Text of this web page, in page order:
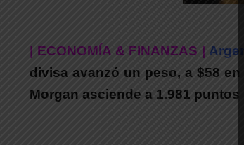
| ECONOMÍA & FINANZAS |
divisa avanzó un peso, a $58
Morgan asciende a 1.981